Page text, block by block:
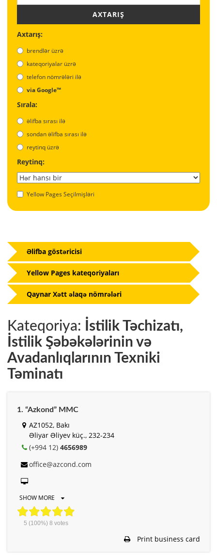
AXTARIŞ
Axtarış:
brendlər üzrə
kateqoriyalar üzrə
telefon nömrələri ilə
via Google™
Sırala:
əlifba sırası ilə
sondan əlifba sırası ilə
reytinq üzrə
Reytinq:
Yellow Pages Seçilmişləri
Kateqoriya: İstilik Təchizatı,
İstilik Şəbəkələrinin və
Avadanlıqlarının Texniki
Təminatı
1. “Azkond” MMC
AZ1052, Bakı
Əliyar Əliyev küç., 232-234
(+994 12) 4656989
office@azcond.com
SHOW MORE
5 (100%) 8 votes
Print business card
Əlifba göstəricisi
Yellow Pages kateqoriyaları
Qaynar Xətt əlaqə nömrələri